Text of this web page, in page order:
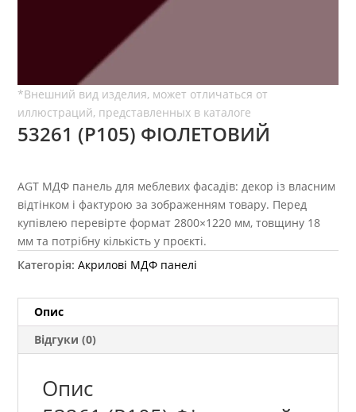
53261 (P105) ФІОЛЕТОВИЙ
AGT МДФ панель для меблевих фасадів: декор із власним
відтінком і фактурою за зображенням товару. Перед
купівлею перевірте формат 2800×1220 мм, товщину 18
мм та потрібну кількість у проєкті.
Категорія:Акрилові МДФ панелі
Опис
Відгуки (0)
Опис